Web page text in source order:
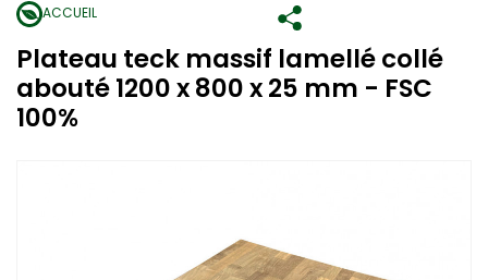
ACCUEIL
Plateau teck massif lamellé collé
abouté 1200 x 800 x 25 mm - FSC
100%